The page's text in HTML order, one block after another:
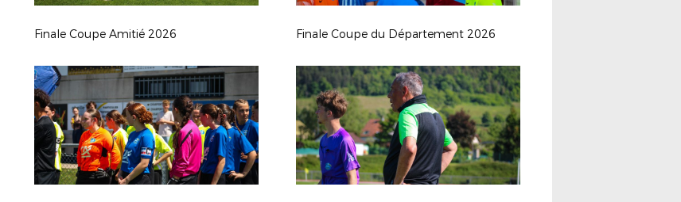
Finale Coupe Amitié 2026 Finale Coupe du Département 2026